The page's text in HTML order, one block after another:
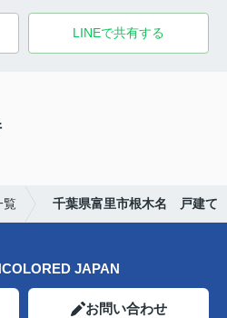
LINEで共有する
覧 千葉県富里市根木名 戸建て
JAPAN
お問い合わせ